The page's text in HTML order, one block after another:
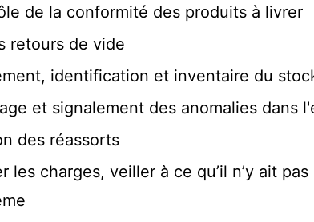
de la conformité des produits à livrer
retours de vide
identification et inventaire du
et signalement des anomalies dans
des réassorts
les charges, veiller à ce qu’il n’y ait